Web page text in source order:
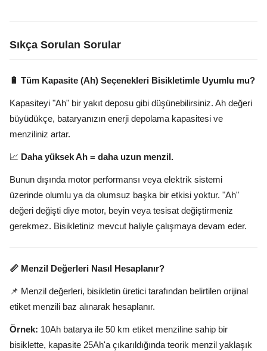
Sıkça Sorulan Sorular
🔋 Tüm Kapasite (Ah) Seçenekleri Bisikletimle Uyumlu mu?
Kapasiteyi "Ah" bir yakıt deposu gibi düşünebilirsiniz. Ah değeri
büyüdükçe, bataryanızın enerji depolama kapasitesi ve
menziliniz artar.
📈 Daha yüksek Ah = daha uzun menzil.
Bunun dışında motor performansı veya elektrik sistemi
üzerinde olumlu ya da olumsuz başka bir etkisi yoktur. "Ah"
değeri değişti diye motor, beyin veya tesisat değiştirmeniz
gerekmez. Bisikletiniz mevcut haliyle çalışmaya devam eder.
📏 Menzil Değerleri Nasıl Hesaplanır?
📌 Menzil değerleri, bisikletin üretici tarafından belirtilen orijinal
etiket menzili baz alınarak hesaplanır.
Örnek: 10Ah batarya ile 50 km etiket menziline sahip bir
bisiklette, kapasite 25Ah'a çıkarıldığında teorik menzil yaklaşık